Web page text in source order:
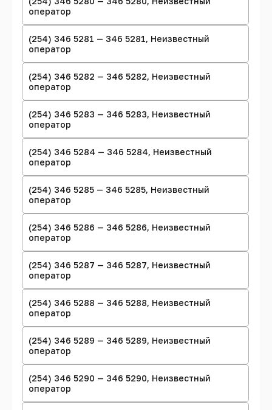
оператор
(254) 346 5281 — 346 5281, Неизвестный
оператор
(254) 346 5282 — 346 5282, Неизвестный
оператор
(254) 346 5283 — 346 5283, Неизвестный
оператор
(254) 346 5284 — 346 5284, Неизвестный
оператор
(254) 346 5285 — 346 5285, Неизвестный
оператор
(254) 346 5286 — 346 5286, Неизвестный
оператор
(254) 346 5287 — 346 5287, Неизвестный
оператор
(254) 346 5288 — 346 5288, Неизвестный
оператор
(254) 346 5289 — 346 5289, Неизвестный
оператор
(254) 346 5290 — 346 5290, Неизвестный
оператор